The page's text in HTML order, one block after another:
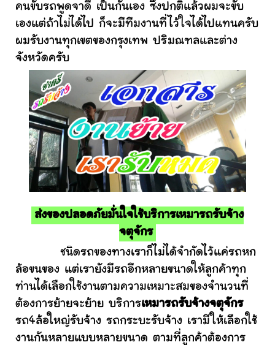
คนขับรถพูดจาดี เป็นกันเอง ซึ่งปกติแล้วผมจะขับ
เองแต่ถ้าไม่ได้ไป ก็จะมีทีมงานที่ไว้ใจได้ไปแทนครับ
ผมรับงานทุกเขตของกรุงเทพ ปริมณฑลและต่าง
จังหวัดครับ
ส่งของปลอดภัยมั่นใจใช้บริการเหมารถรับจ้าง
จตุจักร
ชนิดรถของทางเราก็ไม่ได้จำกัดไว้แค่รถหก
ล้อขนของ แต่เรายังมีรถอีกหลายขนาดให้ลูกค้าทุก
ท่านได้เลือกใช้งานตามความเหมาะสมของจำนวนที่
ต้องการย้ายจะย้าย บริการเหมารถรับจ้างจตุจักร
รถ4ล้อใหญ่รับจ้าง รถกระบะรับจ้าง เรามีให้เลือกใช้
งานกันหลายแบบหลายขนาด ตามที่ลูกค้าต้องการ